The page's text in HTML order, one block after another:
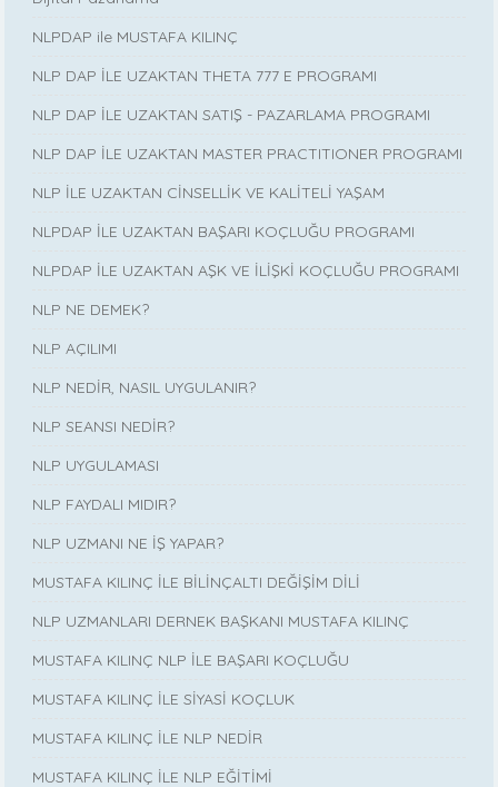
NLPDAP ile MUSTAFA KILINÇ
NLP DAP İLE UZAKTAN THETA 777 E PROGRAMI
NLP DAP İLE UZAKTAN SATIŞ - PAZARLAMA PROGRAMI
NLP DAP İLE UZAKTAN MASTER PRACTITIONER PROGRAMI
NLP İLE UZAKTAN CİNSELLİK VE KALİTELİ YAŞAM
NLPDAP İLE UZAKTAN BAŞARI KOÇLUĞU PROGRAMI
NLPDAP İLE UZAKTAN AŞK VE İLİŞKİ KOÇLUĞU PROGRAMI
NLP NE DEMEK?
NLP AÇILIMI
NLP NEDİR, NASIL UYGULANIR?
NLP SEANSI NEDİR?
NLP UYGULAMASI
NLP FAYDALI MIDIR?
NLP UZMANI NE İŞ YAPAR?
MUSTAFA KILINÇ İLE BİLİNÇALTI DEĞİŞİM DİLİ
NLP UZMANLARI DERNEK BAŞKANI MUSTAFA KILINÇ
MUSTAFA KILINÇ NLP İLE BAŞARI KOÇLUĞU
MUSTAFA KILINÇ İLE SİYASİ KOÇLUK
MUSTAFA KILINÇ İLE NLP NEDİR
MUSTAFA KILINÇ İLE NLP EĞİTİMİ